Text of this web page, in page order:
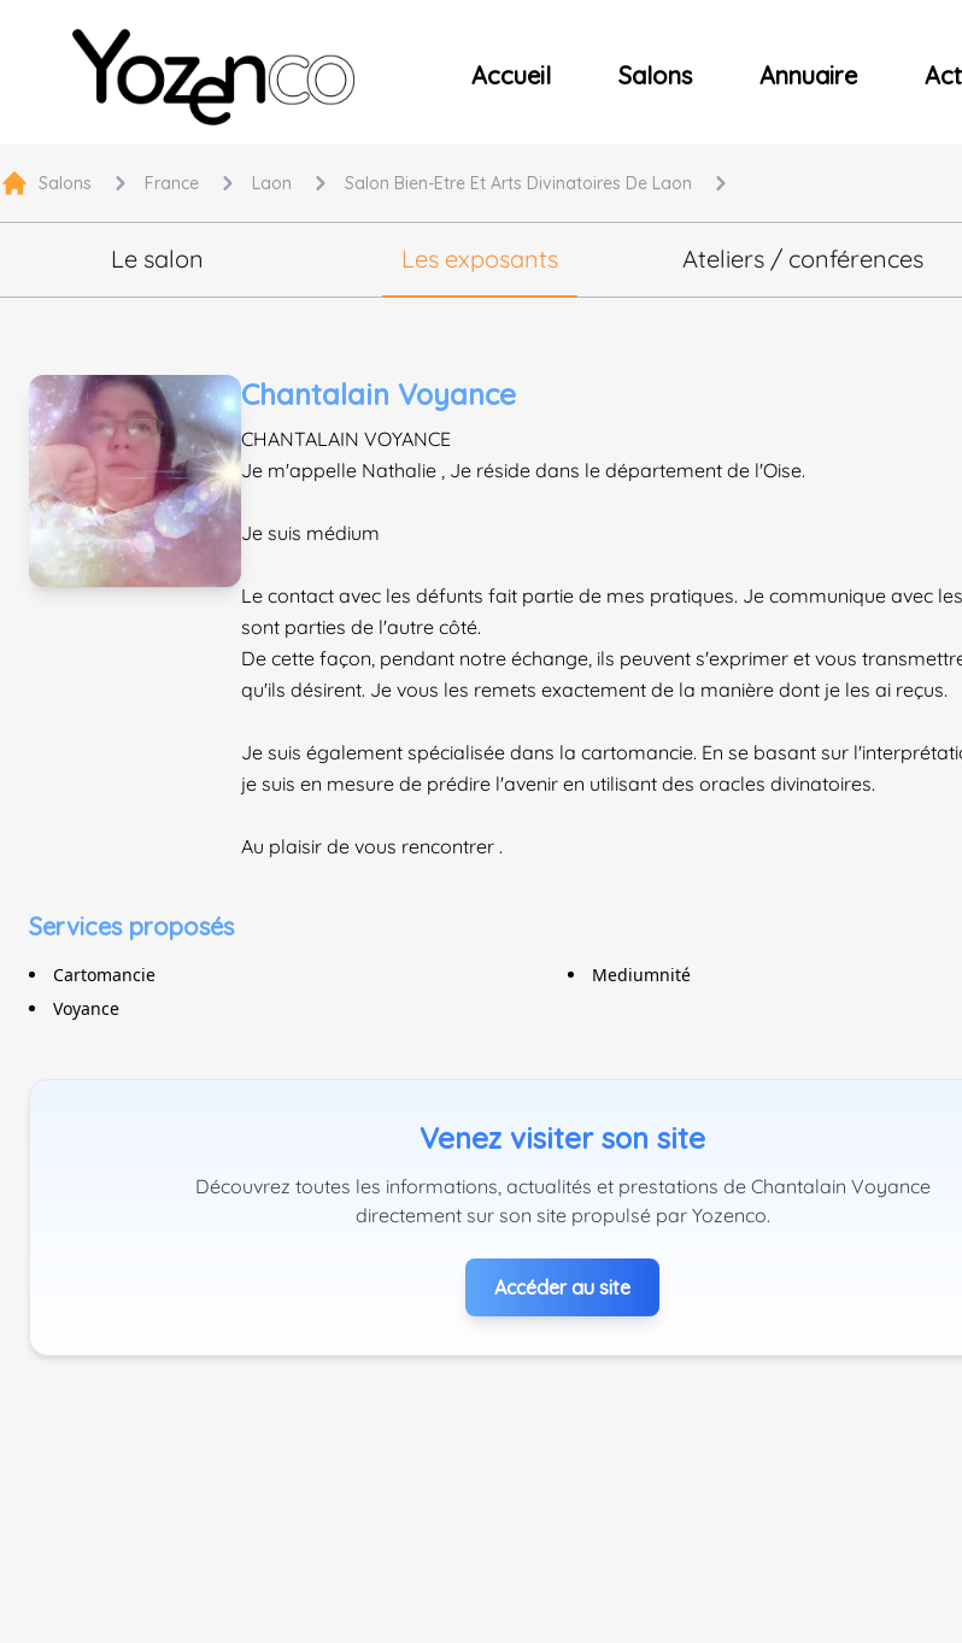
Yozenco - Organisateur de Salons, Evénements et Concerts
Accueil Salons Annuaire
Salons France Laon Salon Bien-Etre Et Arts Divinatoires De Laon
Le salon Les exposants Ateliers / conférences
Chantalain Voyance
CHANTALAIN VOYANCE
Je m'appelle Nathalie , Je réside dans le département de l'Oise.
Je suis médium
Le contact avec les défunts fait partie de mes pratiques. Je communique avec
sont parties de l'autre côté.
De cette façon, pendant notre échange, ils peuvent s'exprimer et vous
qu'ils désirent. Je vous les remets exactement de la manière dont je les ai reçus.
Je suis également spécialisée dans la cartomancie. En se basant sur
je suis en mesure de prédire l'avenir en utilisant des oracles divinatoires.
Au plaisir de vous rencontrer .
Services proposés
Cartomancie
Mediumnité
Voyance
Venez visiter son site
Découvrez toutes les informations, actualités et prestations de Chantalain Voyance
directement sur son site propulsé par Yozenco.
Accéder au site